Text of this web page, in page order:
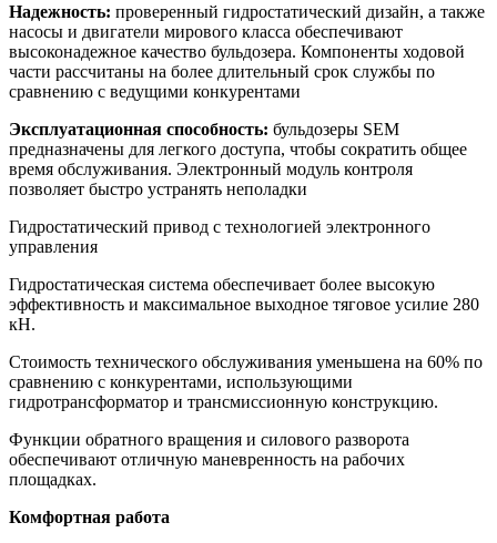
Надежность: проверенный гидростатический дизайн, а также
насосы и двигатели мирового класса обеспечивают
высоконадежное качество бульдозера. Компоненты ходовой
части рассчитаны на более длительный срок службы по
сравнению с ведущими конкурентами
Эксплуатационная способность: бульдозеры SEM
предназначены для легкого доступа, чтобы сократить общее
время обслуживания. Электронный модуль контроля
позволяет быстро устранять неполадки
Гидростатический привод с технологией электронного
управления
Гидростатическая система обеспечивает более высокую
эффективность и максимальное выходное тяговое усилие 280
кН.
Стоимость технического обслуживания уменьшена на 60% по
сравнению с конкурентами, использующими
гидротрансформатор и трансмиссионную конструкцию.
Функции обратного вращения и силового разворота
обеспечивают отличную маневренность на рабочих
площадках.
Комфортная работа